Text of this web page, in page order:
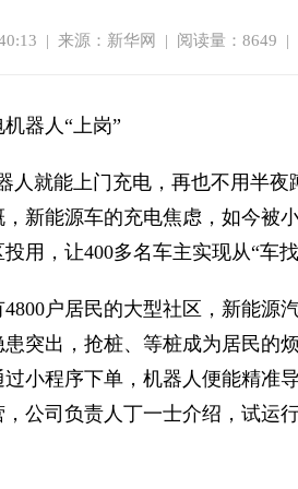
| 来源：新华网 | 阅读量：8649 |
器人“上岗”
人就能上门充电，再也不用半
新能源车的充电焦虑，如今被
用，让400多名车主实现从“车
户居民的大型社区，新能源
突出，抢桩、等桩成为居民的
小程序下单，机器人便能精准
公司负责人丁一士介绍，试运